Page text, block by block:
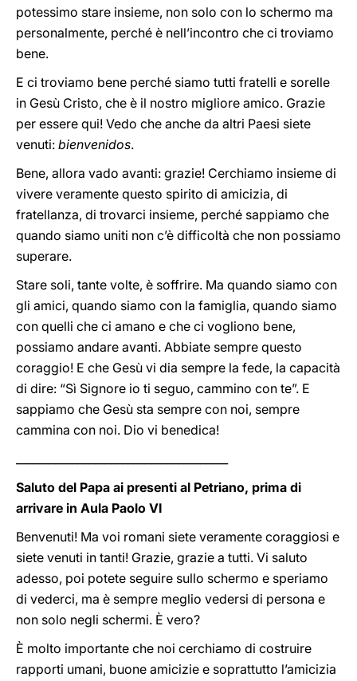
potessimo stare insieme, non solo con lo schermo ma
personalmente, perché è nell’incontro che ci troviamo
bene.
E ci troviamo bene perché siamo tutti fratelli e sorelle
in Gesù Cristo, che è il nostro migliore amico. Grazie
per essere qui! Vedo che anche da altri Paesi siete
venuti: bienvenidos.
Bene, allora vado avanti: grazie! Cerchiamo insieme di
vivere veramente questo spirito di amicizia, di
fratellanza, di trovarci insieme, perché sappiamo che
quando siamo uniti non c’è difficoltà che non possiamo
superare.
Stare soli, tante volte, è soffrire. Ma quando siamo con
gli amici, quando siamo con la famiglia, quando siamo
con quelli che ci amano e che ci vogliono bene,
possiamo andare avanti. Abbiate sempre questo
coraggio! E che Gesù vi dia sempre la fede, la capacità
di dire: “Sì Signore io ti seguo, cammino con te”. E
sappiamo che Gesù sta sempre con noi, sempre
cammina con noi. Dio vi benedica!
Saluto del Papa ai presenti al Petriano, prima di
arrivare in Aula Paolo VI
Benvenuti! Ma voi romani siete veramente coraggiosi e
siete venuti in tanti! Grazie, grazie a tutti. Vi saluto
adesso, poi potete seguire sullo schermo e speriamo
di vederci, ma è sempre meglio vedersi di persona e
non solo negli schermi. È vero?
È molto importante che noi cerchiamo di costruire
rapporti umani, buone amicizie e soprattutto l’amicizia